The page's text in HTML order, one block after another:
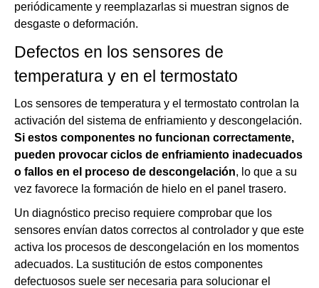
periódicamente y reemplazarlas si muestran signos de
desgaste o deformación.
Defectos en los sensores de
temperatura y en el termostato
Los sensores de temperatura y el termostato controlan la
activación del sistema de enfriamiento y descongelación.
Si estos componentes no funcionan correctamente,
pueden provocar ciclos de enfriamiento inadecuados
o fallos en el proceso de descongelación, lo que a su
vez favorece la formación de hielo en el panel trasero.
Un diagnóstico preciso requiere comprobar que los
sensores envían datos correctos al controlador y que este
activa los procesos de descongelación en los momentos
adecuados. La sustitución de estos componentes
defectuosos suele ser necesaria para solucionar el